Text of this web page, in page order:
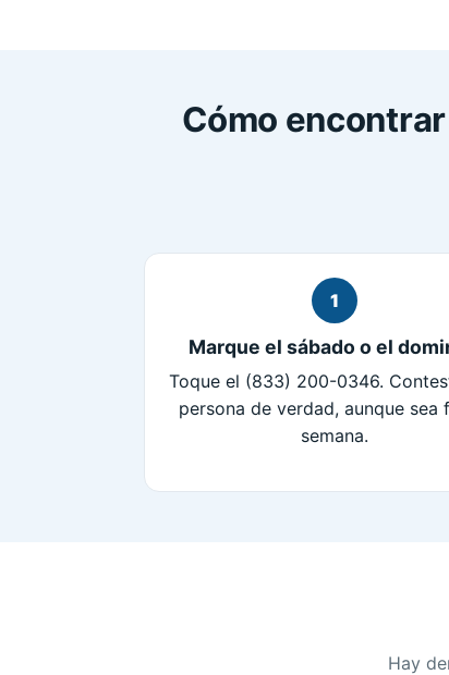
Cómo
1
Marque el sábado o el
Toque el (833) 200-0346.
persona de verdad, aunque sea
semana.
Hay